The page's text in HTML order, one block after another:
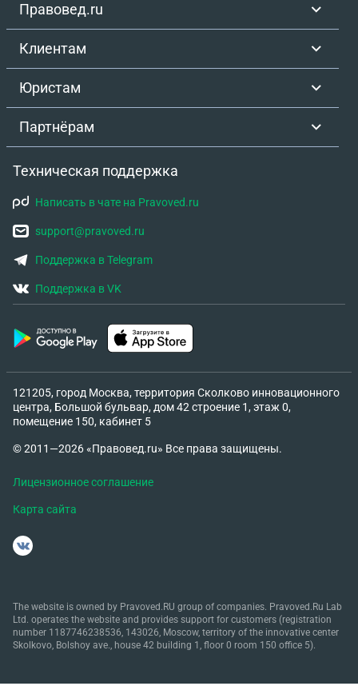
Правовед.ru
Клиентам
Юристам
Партнёрам
Техническая поддержка
Написать в чате на Pravoved.ru
support@pravoved.ru
Поддержка в Telegram
Поддержка в VK
121205, город Москва, территория Сколково инновационного
центра, Большой бульвар, дом 42 строение 1, этаж 0,
помещение 150, кабинет 5
© 2011—2026 «Правовед.ru» Все права защищены.
Лицензионное соглашение
Карта сайта
The website is owned by Pravoved.RU group of companies. Pravoved.Ru Lab
Ltd. operates the website and provides support for customers (registration
number 1187746238536, 143026, Moscow, territory of the innovative center
Skolkovo, Bolshoy ave., house 42 building 1, floor 0 room 150 office 5).